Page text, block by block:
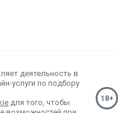
деятельность в
услуги по подбору
для того, чтобы